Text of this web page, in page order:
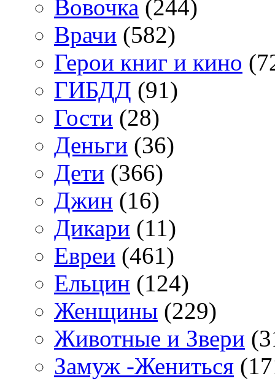
Вовочка (244)
Врачи (582)
Герои книг и кино
ГИБДД (91)
Гости (28)
Деньги (36)
Дети (366)
Джин (16)
Дикари (11)
Евреи (461)
Ельцин (124)
Женщины (229)
Животные и Звери
Замуж -Жениться